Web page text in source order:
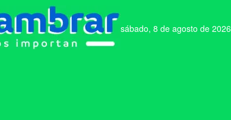
sábado, 8 de agosto de 2026